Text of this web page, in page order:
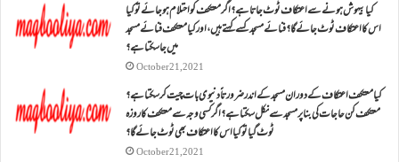
کیا بیہوش ہونے سے اعتکاف ٹوٹ جاتا ہے؟ اگر معتکف کو احتلام ہو جائے تو کیا
اس کا اعتکاف ٹوٹ جائے گا؟فنائے مسجد کسے کہتے ہیں ، اور کیا معتکف فنائے مسجد
میں جا سکتا ہے؟
October 21, 2021
کیا معتکف اعتکاف کے دوران مسجد کے اندر ضرورتاً دنیوی بات چیت کر سکتا ہے؟
معتکف کن حاجات کی بنا پر مسجد سے نکل سکتا ہے؟ اگر کسی وجہ سے معتکف کا روزہ
ٹوٹ گیا تو کیا اس کا اعتکاف بھی ٹوٹ جائے گا؟
October 21, 2021